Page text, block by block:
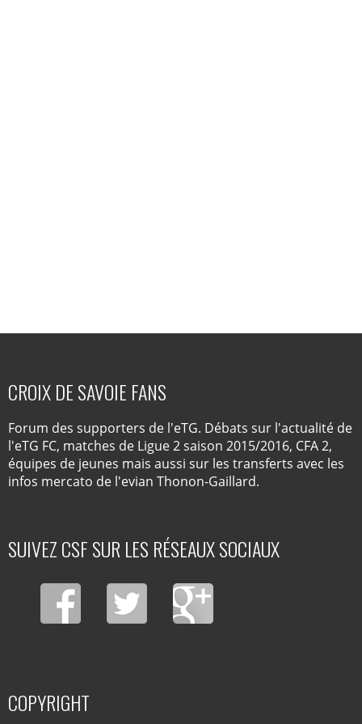
CROIX DE SAVOIE FANS
Forum des supporters de l'eTG. Débats sur l'actualité de
l'eTG FC, matches de Ligue 2 saison 2015/2016, CFA 2,
équipes de jeunes mais aussi sur les transferts avec les
infos mercato de l'evian Thonon-Gaillard.
SUIVEZ CSF SUR LES RÉSEAUX SOCIAUX
COPYRIGHT